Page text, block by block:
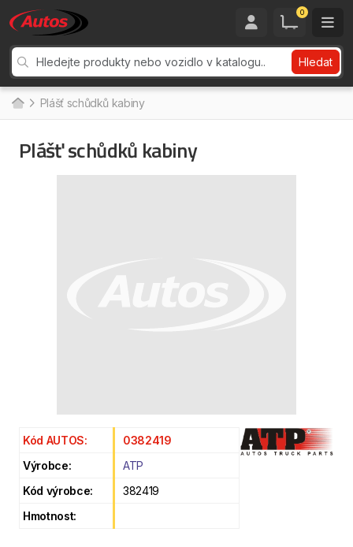
0
Hledat
Plášť schůdků kabiny
Plášť schůdků kabiny
Kód AUTOS:
0382419
Výrobce:
ATP
Kód výrobce:
382419
Hmotnost: